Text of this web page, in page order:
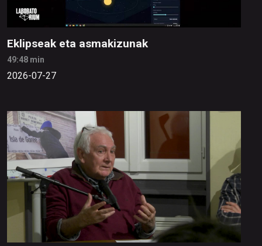
Eklipseak eta asmakizunak
49:48 min
2026-07-27